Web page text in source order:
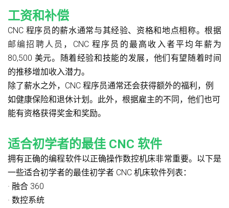
工资和补偿
CNC 程序员的薪水通常与其经验、资格和地点相称。根据
邮编招聘人员 ，CNC 程序员的最高收入者平均年薪为
80,500 美元。随着经验和技能的发展，他们有望随着时间
的推移增加收入潜力。
除了薪水之外，CNC 程序员通常还会获得额外的福利，例
如健康保险和退休计划。此外，根据雇主的不同，他们也可
能有资格获得奖金和奖励。
适合初学者的最佳 CNC 软件
拥有正确的编程软件以正确操作数控机床非常重要。以下是
一些适合初学者的最佳初学者 CNC 机床软件列表：
· 融合 360
· 数控系统